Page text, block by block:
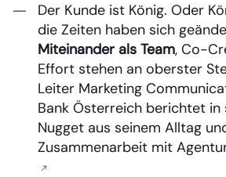
Der Kunde ist König. Oder
die Zeiten haben sich
Miteinander als Team, Co-
Effort stehen an oberster
Leiter Marketing
Bank Österreich berichtet in
Nugget aus seinem Alltag
Zusammenarbeit mit